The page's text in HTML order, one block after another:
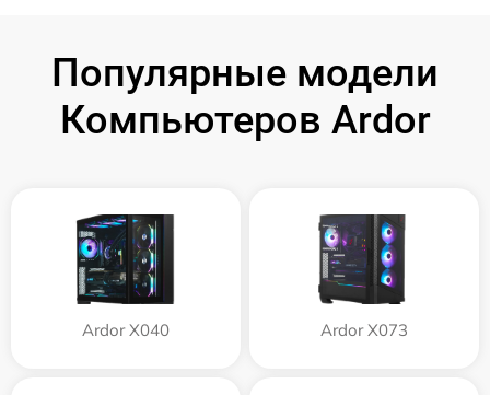
Популярные модели
Компьютеров Ardor
Ardor X040 Ardor X073